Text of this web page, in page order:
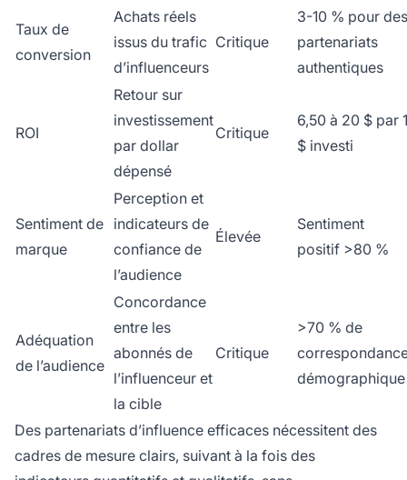
Taux de
conversion
Achats réels
issus du trafic
d’influenceurs
Critique
3-10 % pour des
partenariats
authentiques
ROI
Retour sur
investissement
par dollar
dépensé
Critique
6,50 à 20 $ par 1
$ investi
Sentiment de
marque
Perception et
indicateurs de
confiance de
l’audience
Élevée
Sentiment
positif >80 %
Adéquation
de l’audience
Concordance
entre les
abonnés de
l’influenceur et
la cible
Critique
>70 % de
démographique
Des partenariats d’influence efficaces nécessitent des
cadres de mesure clairs, suivant à la fois des